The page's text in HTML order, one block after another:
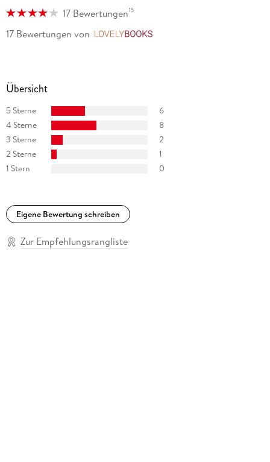
17 Bewertungen15
17 Bewertungen von
Übersicht
5 Sterne
6
4 Sterne
8
3 Sterne
2
2 Sterne
1
1 Stern
0
Eigene Bewertung schreiben
Zur Empfehlungsrangliste